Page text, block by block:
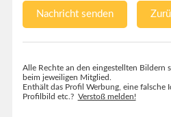
Nachricht senden
Alle Rechte an den eingestellten Bildern
beim jeweiligen Mitglied.
Enthält das Profil Werbung, eine falsche
Profilbild etc.? Verstoß melden!